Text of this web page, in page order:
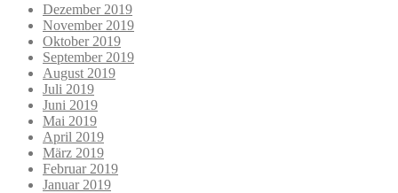
Dezember 2019
November 2019
Oktober 2019
September 2019
August 2019
Juli 2019
Juni 2019
Mai 2019
April 2019
März 2019
Februar 2019
Januar 2019